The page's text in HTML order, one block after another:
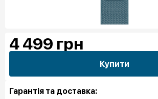
4 499 грн
Купити
Гарантія та доставка: